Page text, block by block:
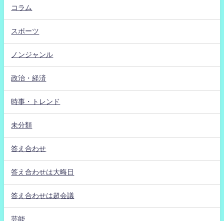
コラム
スポーツ
ノンジャンル
政治・経済
時事・トレンド
未分類
答え合わせ
答え合わせは大晦日
答え合わせは超会議
芸能